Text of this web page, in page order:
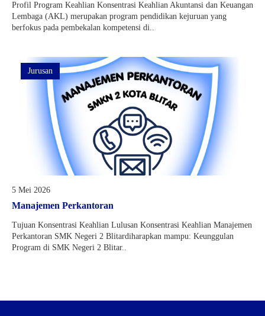
Profil Program Keahlian Konsentrasi Keahlian Akuntansi dan Keuangan
Lembaga (AKL) merupakan program pendidikan kejuruan yang
berfokus pada pembekalan kompetensi di..
Jurusan
5 Mei 2026
Manajemen Perkantoran
Tujuan Konsentrasi Keahlian Lulusan Konsentrasi Keahlian Manajemen
Perkantoran SMK Negeri 2 Blitardiharapkan mampu: Keunggulan
Program di SMK Negeri 2 Blitar..